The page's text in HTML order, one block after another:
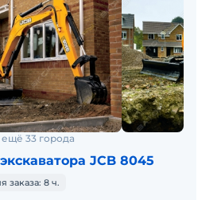
33 города
JCB 8045
заказа: 8 ч.